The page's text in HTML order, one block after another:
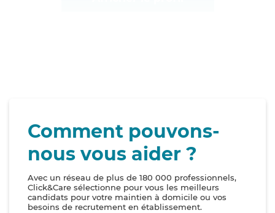
Comment pouvons-
nous vous aider ?
Avec un réseau de plus de 180 000 professionnels,
Click&Care sélectionne pour vous les meilleurs
candidats pour votre maintien à domicile ou vos
besoins de recrutement en établissement.